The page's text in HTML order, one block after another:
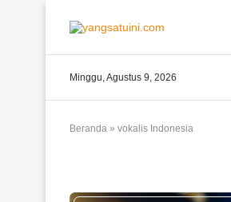
Minggu, Agustus 9, 2026
Beranda » vokalis Indonesia